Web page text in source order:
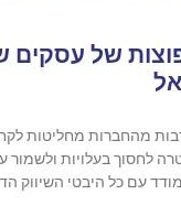
נפוצות של
רבות מהחברות מחליטות
לחסוך בעלויות ולשמור
עם כל היבטי השיווק